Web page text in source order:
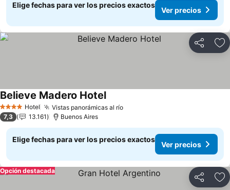
Elige fechas para ver los precios exactos
Ver precios
Compartir
4 EstrellasHotel Vistas panorámicas al río
Believe Madero Hotel
7,3 13.161 Buenos Aires
Elige fechas para ver los precios exactos
Ver precios
Compartir
Opción destacada